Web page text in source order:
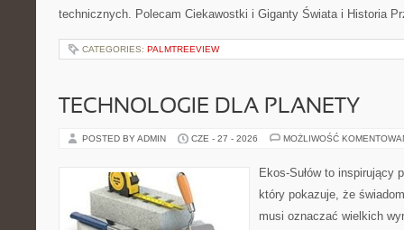
technicznych. Polecam Ciekawostki i Giganty Świata i Historia
CATEGORIES: PALMTREEVIEW
TECHNOLOGIE DLA PLANETY
POSTED BY ADMIN CZE - 27 - 2026 MOŻLIWOŚĆ
Ekos-Sułów to inspirujący
który pokazuje, że
musi oznaczać wielkich